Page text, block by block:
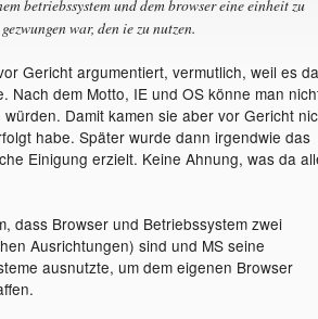
betriebssystem und dem browser eine einheit zu
war, den ie zu nutzen.
Gericht argumentiert, vermutlich, weil es
Nach dem Motto, IE und OS könne man
Damit kamen sie aber vor Gericht
habe. Später wurde dann irgendwie das
Einigung erzielt. Keine Ahnung, was da
dass Browser und Betriebssystem zwei
Ausrichtungen) sind und MS seine
ausnutzte, um dem eigenen Browser